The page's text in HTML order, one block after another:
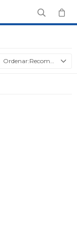
Recomendados